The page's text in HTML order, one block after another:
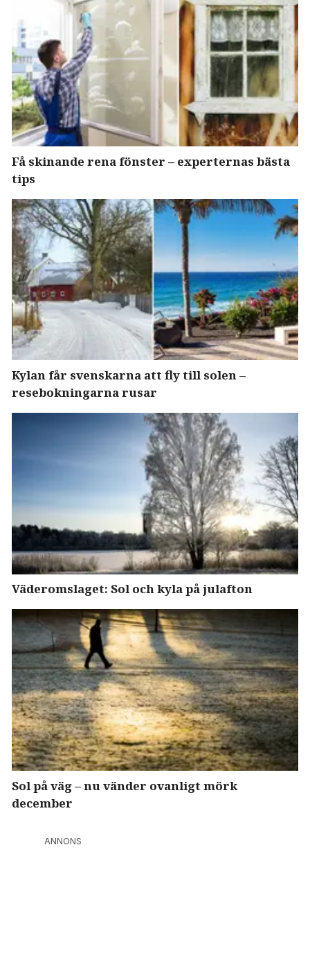
Få skinande rena fönster – experternas bästa
tips
Kylan får svenskarna att fly till solen –
resebokningarna rusar
Väderomslaget: Sol och kyla på julafton
Sol på väg – nu vänder ovanligt mörk
december
ANNONS